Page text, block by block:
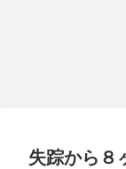
失踪から８